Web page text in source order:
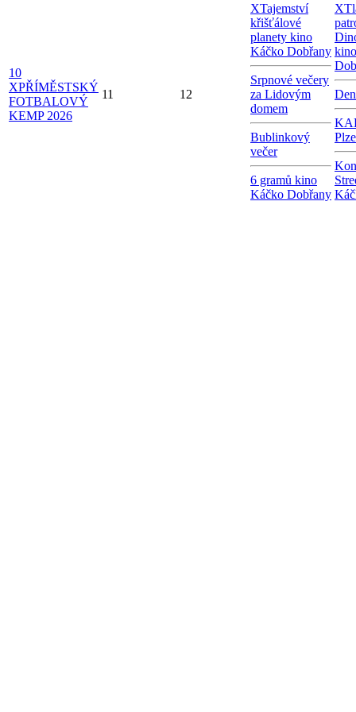
10
XPŘÍMĚSTSKÝ
FOTBALOVÝ
KEMP 2026
11 12
XTajemství
křišťálové
planety kino
Káčko Dobřany
Srpnové večery
za Lidovým
domem
Bublinkový
večer
6 gramů kino
Káčko Dobřany
X